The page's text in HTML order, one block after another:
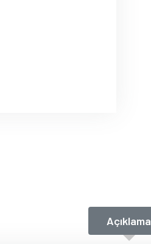
Açıklama